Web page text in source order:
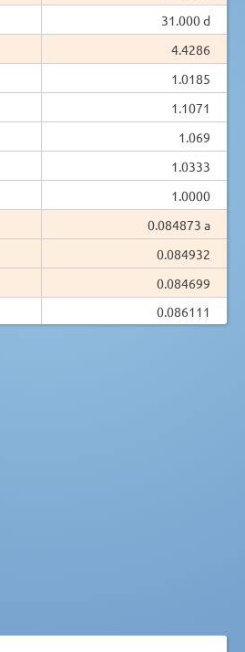
31.000 d
4.4286
1.0185
1.1071
1.069
1.0333
1.0000
0.084873 a
0.084932
0.084699
0.086111